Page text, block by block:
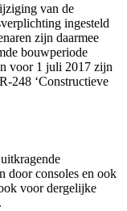
van de
ingesteld
zijn daarmee
bouwperiode
voor 1 juli 2017 zijn
248 ‘Constructieve
door consoles en ook
voor dergelijke